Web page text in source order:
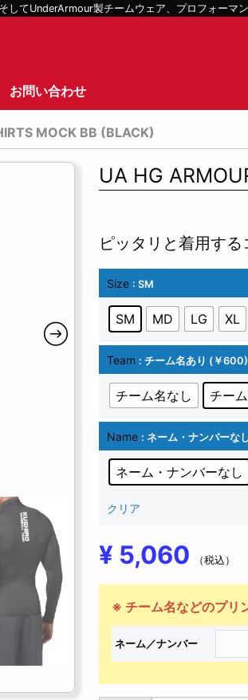
てUnderArmour製チームウェア、プロフォーマ
お問い合わせ
MOCK BB (BLACK)
UA HG
ピッタリと着用す
Size : SM
SM MD LG XL
Team : チーム名あり (￥600)
チーム名なし チー
Name : ネーム・ナンバーな
ネーム・ナンバーなし
クリア
¥ 5,060 （税込）